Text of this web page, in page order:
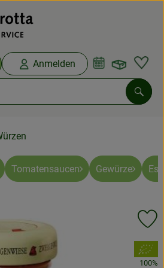
Anmelden
öffnen oder
Tomatensaucen Gewürze
, Verband:
100%